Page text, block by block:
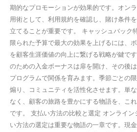
期的なプロモーションが効果的です。オン
用術として、利用規約を確認し、賭け条件
立てることが重要です。 キャッシュバック
限られた予算で最大の効果を上げるには、
を顧客生涯価値の向上に繋げる戦略が鍵で
のための入金ボーナスは扉を開け、その後
プログラムで関係を育みます。季節ごとの
煽り、コミュニティを活性化させます。単
なく、顧客の旅路を豊かにする物語を、こ
です。 支払い方法の比較と選定 オンライ
い方法の選定は重要な物語の一章です。現